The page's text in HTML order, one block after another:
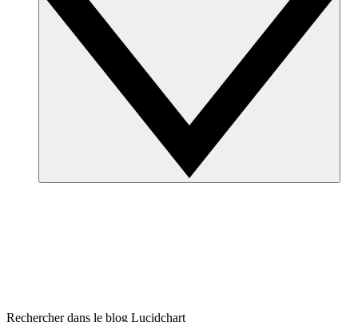
Rechercher dans le blog Lucidchart